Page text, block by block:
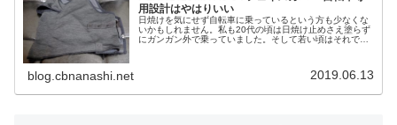
用設計はやはりいい
日焼けを気にせず自転車に乗っているという方も少なくな
いかもしれません。私も20代の頃は日焼け止めさえ塗らず
にガンガン外で乗っていました。そして若い頃はそれで何
blog.cbnanashi.net 2019.06.13